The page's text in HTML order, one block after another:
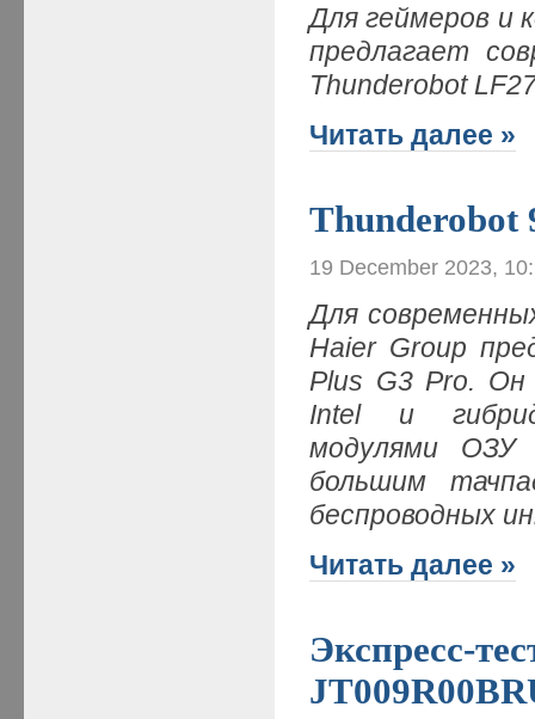
Для геймеров и
предлагает
Thunderobot
Читать далее »
Thunderobot
19 December 2023,
Для
Haier Group
Plus G3 Pro. Он
Intel и
модулями ОЗУ
большим
беспроводных
Читать далее »
Экспресс-